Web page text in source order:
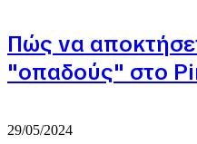
Πώς να
"οπαδούς" στο
29/05/2024